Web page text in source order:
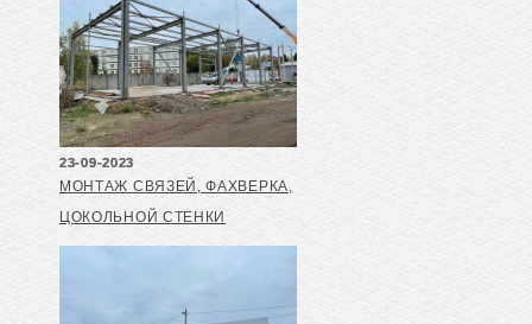
23-09-2023
МОНТАЖ СВЯЗЕЙ, ФАХВЕРКА,
ЦОКОЛЬНОЙ СТЕНКИ